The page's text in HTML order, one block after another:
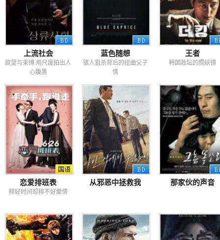
上流社会
欲望与束缚 用尺度拍出人
心腹黑
蓝色随想
骇人狙杀背后的扭曲父子
情
王者
韩国政坛的照妖镜
恋爱排班表
排好时间却排不好爱情
从邪恶中拯救我 那家伙的声音